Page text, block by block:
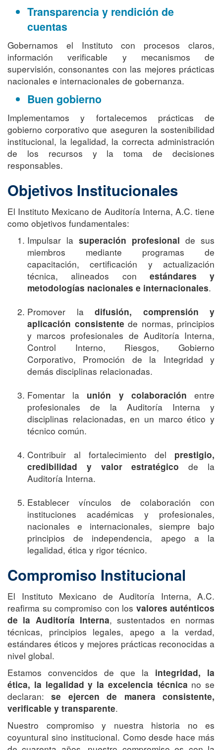
Transparencia y rendición de
cuentas
Gobernamos el Instituto con procesos claros,
información verificable y mecanismos de
supervisión, consonantes con las mejores prácticas
nacionales e internacionales de gobernanza.
Buen gobierno
Implementamos y fortalecemos prácticas de
gobierno corporativo que aseguren la sostenibilidad
institucional, la legalidad, la correcta administración
de los recursos y la toma de decisiones
responsables.
Objetivos Institucionales
El Instituto Mexicano de Auditoría Interna, A.C. tiene
como objetivos fundamentales:
Impulsar la superación profesional de sus
miembros mediante programas de
capacitación, certificación y actualización
técnica, alineados con estándares y
metodologías nacionales e internacionales.
Promover la difusión, comprensión y
aplicación consistente de normas, principios
y marcos profesionales de Auditoría Interna,
Control Interno, Riesgos, Gobierno
Corporativo, Promoción de la Integridad y
demás disciplinas relacionadas.
Fomentar la unión y colaboración entre
profesionales de la Auditoría Interna y
disciplinas relacionadas, en un marco ético y
técnico común.
Contribuir al fortalecimiento del prestigio,
credibilidad y valor estratégico de la
Auditoría Interna.
Establecer vínculos de colaboración con
instituciones académicas y profesionales,
nacionales e internacionales, siempre bajo
principios de independencia, apego a la
legalidad, ética y rigor técnico.
Compromiso Institucional
El Instituto Mexicano de Auditoría Interna, A.C.
reafirma su compromiso con los valores auténticos
de la Auditoría Interna, sustentados en normas
técnicas, principios legales, apego a la verdad,
estándares éticos y mejores prácticas reconocidas a
nivel global.
Estamos convencidos de que la integridad, la
ética, la legalidad y la excelencia técnica no se
declaran:se ejercen de manera consistente,
verificable y transparente.
Nuestro compromiso y nuestra historia no es
coyuntural sino institucional. Como desde hace más